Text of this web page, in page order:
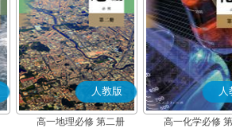
人教版
高一地理必修 第二册
人
高一化学必修